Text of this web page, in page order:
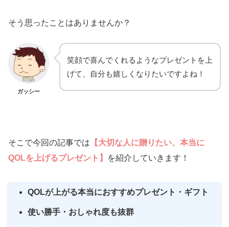
そう思ったことはありませんか？
ガッシー
笑顔で喜んでくれるようなプレゼントを上
げて、自分も嬉しくなりたいですよね！
そこで今回の記事では 【大切な人に贈りたい、本当に
QOLを上げるプレゼント】
を紹介していきます！
QOLが上がる本当におすすめプレゼント・ギフト
使い勝手・おしゃれ度も抜群